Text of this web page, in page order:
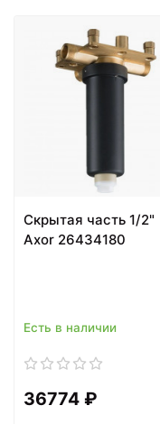
Скрытая часть 1/2"
Axor 26434180
Есть в наличии
36774 ₽